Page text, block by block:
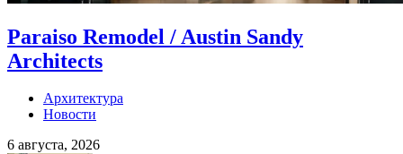
Paraiso Remodel / Austin Sandy
Architects
Архитектура
Новости
6 августа, 2026